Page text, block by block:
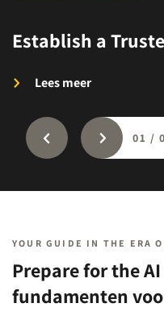
01 /
Establish a
Lees meer
YOUR GUIDE IN THE ERA
Prepare for the
fundamenten